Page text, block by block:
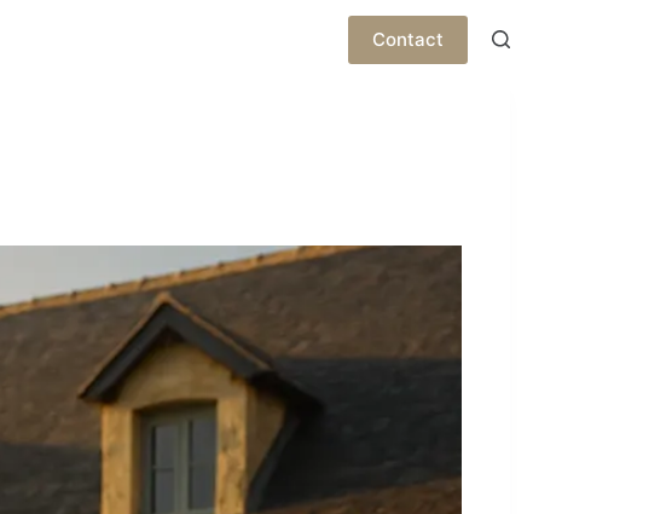
Contact